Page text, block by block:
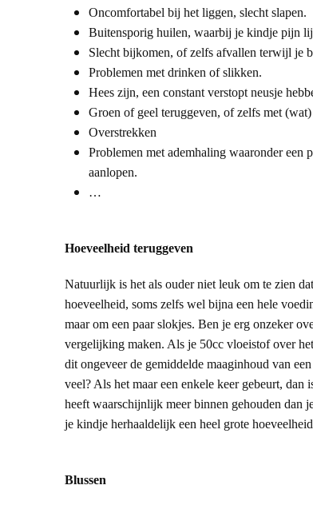
Oncomfortabel bij het liggen, slecht slapen.
Buitensporig huilen, waarbij je kindje pijn
Slecht bijkomen, of zelfs afvallen terwijl je
Problemen met drinken of slikken.
Hees zijn, een constant verstopt neusje
Groen of geel teruggeven, of zelfs met
Overstrekken
Problemen met ademhaling waaronder een
aanlopen.
…
Hoeveelheid teruggeven
Natuurlijk is het als ouder niet leuk om te zien
hoeveelheid, soms zelfs wel bijna een hele
maar om een paar slokjes. Ben je erg onzeker
vergelijking maken. Als je 50cc vloeistof over
dit ongeveer de gemiddelde maaginhoud van
veel? Als het maar een enkele keer gebeurt,
heeft waarschijnlijk meer binnen gehouden dan
je kindje herhaaldelijk een heel grote
Blussen